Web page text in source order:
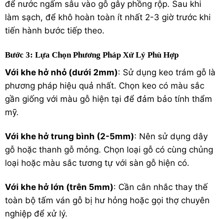
để nước ngấm sâu vào gỗ gây phồng rộp. Sau khi
làm sạch, để khô hoàn toàn ít nhất 2-3 giờ trước khi
tiến hành bước tiếp theo.
Bước 3: Lựa Chọn Phương Pháp Xử Lý Phù Hợp
Với khe hở nhỏ (dưới 2mm): Sử dụng keo trám gỗ là
phương pháp hiệu quả nhất. Chọn keo có màu sắc
gần giống với màu gỗ hiện tại để đảm bảo tính thẩm
mỹ.
Với khe hở trung bình (2-5mm): Nên sử dụng dây
gỗ hoặc thanh gỗ mỏng. Chọn loại gỗ có cùng chủng
loại hoặc màu sắc tương tự với sàn gỗ hiện có.
Với khe hở lớn (trên 5mm): Cần cân nhắc thay thế
toàn bộ tấm ván gỗ bị hư hỏng hoặc gọi thợ chuyên
nghiệp để xử lý.